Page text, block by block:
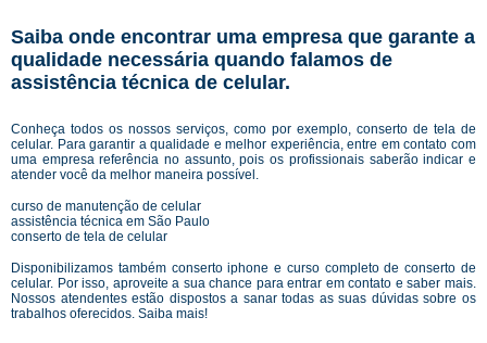
Saiba onde encontrar uma empresa que garante a
qualidade necessária quando falamos de
assistência técnica de celular.
Conheça todos os nossos serviços, como por exemplo, conserto de tela de
celular. Para garantir a qualidade e melhor experiência, entre em contato com
uma empresa referência no assunto, pois os profissionais saberão indicar e
atender você da melhor maneira possível.
curso de manutenção de celular
assistência técnica em São Paulo
conserto de tela de celular
Disponibilizamos também conserto iphone e curso completo de conserto de
celular. Por isso, aproveite a sua chance para entrar em contato e saber mais.
Nossos atendentes estão dispostos a sanar todas as suas dúvidas sobre os
trabalhos oferecidos. Saiba mais!